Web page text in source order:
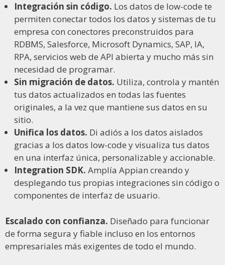
Integración sin código. Los datos de low-code te
permiten conectar todos los datos y sistemas de tu
empresa con conectores preconstruidos para
RDBMS, Salesforce, Microsoft Dynamics, SAP, IA,
RPA, servicios web de API abierta y mucho más sin
necesidad de programar.
Sin migración de datos. Utiliza, controla y mantén
tus datos actualizados en todas las fuentes
originales, a la vez que mantiene sus datos en su
sitio.
Unifica los datos. Di adiós a los datos aislados
gracias a los datos low-code y visualiza tus datos
en una interfaz única, personalizable y accionable.
Integration SDK. Amplía Appian creando y
desplegando tus propias integraciones sin código o
componentes de interfaz de usuario.
Escalado con confianza. Diseñado para funcionar
de forma segura y fiable incluso en los entornos
empresariales más exigentes de todo el mundo.